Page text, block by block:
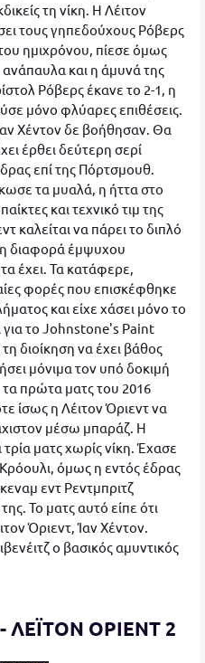
τη νίκη. Η Λέιτον
τους γηπεδούχους Ρόβερς
ημιχρόνου, πίεσε όμως
και η άμυνά της
Ρόβερς έκανε το 2-1, η
μόνο φλύαρες επιθέσεις.
Χέντον δε βοήθησαν. Θα
έρθει δεύτερη σερί
επί της Πόρτσμουθ.
τα μυαλά, η ήττα στο
και τεχνικό τιμ της
καλείται να πάρει το διπλό
διαφορά έμψυχου
έχει. Τα κατάφερε,
φορές που επισκέφθηκε
και είχε χάσει μόνο το
το Johnstone's Paint
διοίκηση να έχει βάθος
μόνιμα τον υπό δοκιμή
πρώτα ματς του 2016
ίσως η Λέιτον Όριεντ να
μέσω μπαράζ. Η
ματς χωρίς νίκη. Έχασε
όμως η εντός έδρας
εντ Ρεντμπριτζ
Το ματς αυτό είπε ότι
Όριεντ, Ίαν Χέντον.
ο βασικός αμυντικός
ΛΕΪΤΟΝ ΟΡΙΕΝΤ 2